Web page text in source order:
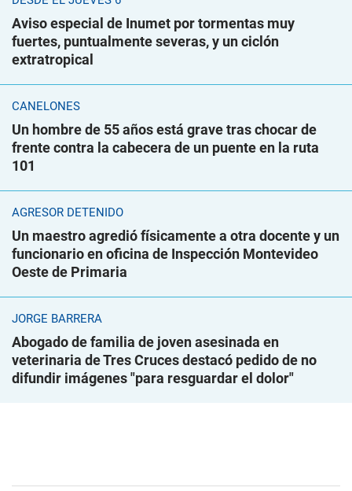
Aviso especial de Inumet por tormentas muy
fuertes, puntualmente severas, y un ciclón
extratropical
CANELONES
Un hombre de 55 años está grave tras chocar de
frente contra la cabecera de un puente en la ruta
101
AGRESOR DETENIDO
Un maestro agredió físicamente a otra docente y un
funcionario en oficina de Inspección Montevideo
Oeste de Primaria
JORGE BARRERA
Abogado de familia de joven asesinada en
veterinaria de Tres Cruces destacó pedido de no
difundir imágenes "para resguardar el dolor"